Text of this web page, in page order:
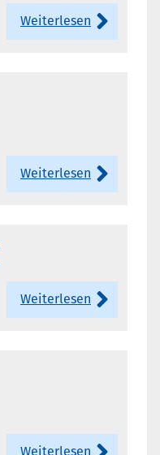
Weiterlesen
Weiterlesen
Weiterlesen
Weiterlesen